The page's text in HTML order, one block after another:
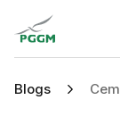
Home
Blogs